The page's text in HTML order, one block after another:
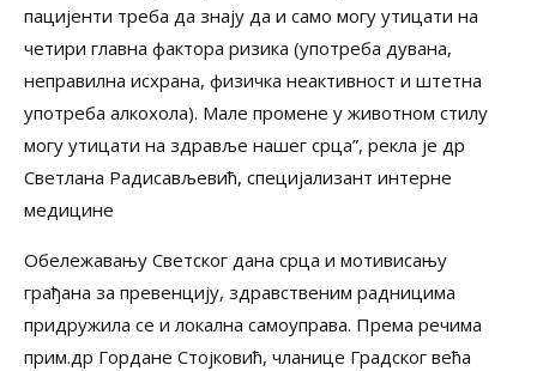
пацијенти треба да знају да и само могу утицати на
четири главна фактора ризика (употреба дувана,
неправилна исхрана, физичка неактивност и штетна
употреба алкохола). Мале промене у животном стилу
могу утицати на здравље нашег срца”, рекла је др
Светлана Радисављевић, специјализант интерне
медицине
Обележавању Светског дана срца и мотивисању
грађана за превенцију, здравственим радницима
придружила се и локална самоуправа. Према речима
прим.др Гордане Стојковић, чланице Градског већа